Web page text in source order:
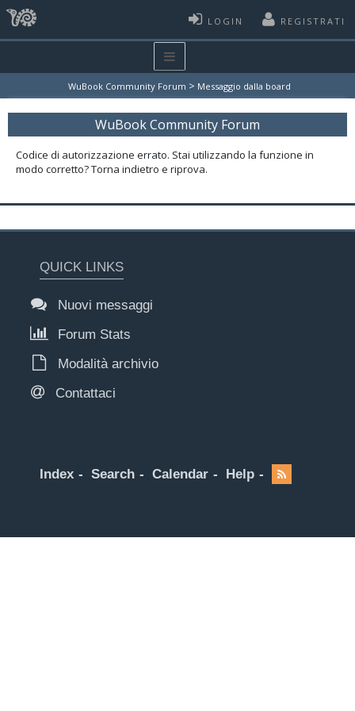
LOGIN REGISTRATI
WuBook Community Forum > Messaggio dalla board
WuBook Community Forum
Codice di autorizzazione errato. Stai utilizzando la funzione in
modo corretto? Torna indietro e riprova.
QUICK LINKS
Nuovi messaggi
Forum Stats
Modalità archivio
Contattaci
Index Search Calendar Help